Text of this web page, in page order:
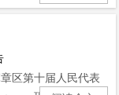
区第十届人民代表